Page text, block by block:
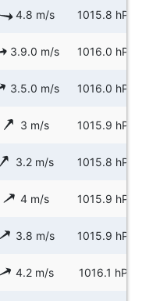
4.8 m/s 1015.8 hPa
3.9.0 m/s 1016.0 hPa
3.5.0 m/s 1016.0 hPa
3 m/s 1015.9 hPa
3.2 m/s 1015.8 hPa
4 m/s 1015.9 hPa
3.8 m/s 1015.9 hPa
4.2 m/s 1016.1 hPa